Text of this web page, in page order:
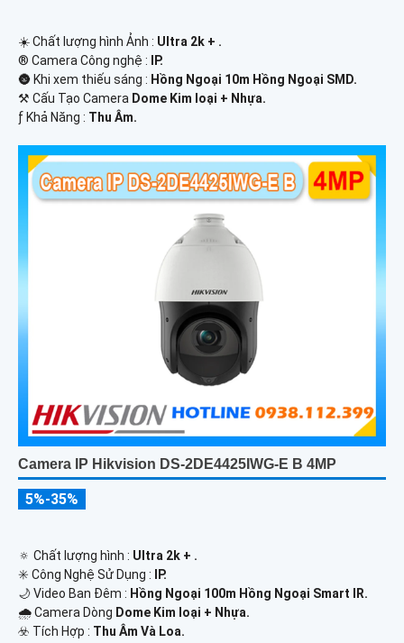
☀️ Chất lượng hình Ảnh : Ultra 2k + .
®️ Camera Công nghệ :
IP.
🌚 Khi xem thiếu sáng : Hồng Ngoại 10m Hồng Ngoại SMD.
⚒ Cấu Tạo Camera Dome Kim loại + Nhựa.
️ƒ Khả Năng : Thu Âm.
Camera IP Hikvision DS-2DE4425IWG-E B 4MP
5%-35%
🔅 Chất lượng hình : Ultra 2k + .
✳️ Công Nghệ Sử Dụng :
IP.
🌙 Video Ban Đêm : Hồng Ngoại 100m Hồng Ngoại Smart IR.
🌧️ Camera Dòng Dome Kim loại + Nhựa.
️☣️ Tích Hợp : Thu Âm Và Loa.